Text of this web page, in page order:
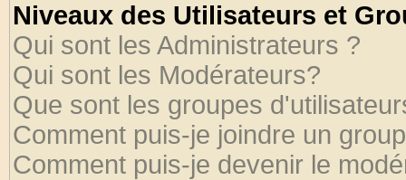
Niveaux des Utilisateurs et
Qui sont les Administrateurs ?
Qui sont les Modérateurs?
Que sont les groupes
Comment puis-je joindre un
Comment puis-je devenir le